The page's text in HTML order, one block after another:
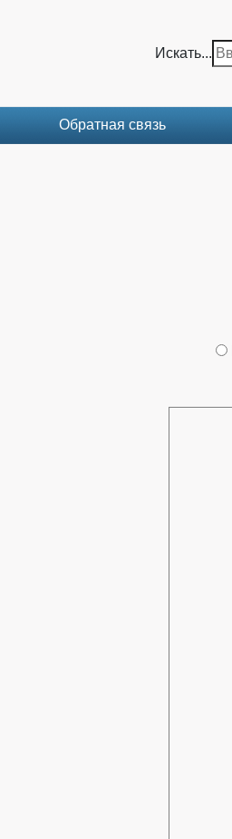
Искать...
Обратная связь